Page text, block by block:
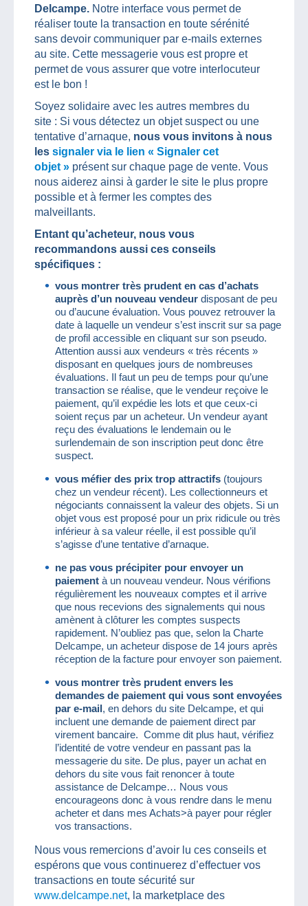
Delcampe. Notre interface vous permet de
réaliser toute la transaction en toute sérénité
sans devoir communiquer par e-mails externes
au site. Cette messagerie vous est propre et
permet de vous assurer que votre interlocuteur
est le bon !
Soyez solidaire avec les autres membres du
site : Si vous détectez un objet suspect ou une
tentative d’arnaque, nous vous invitons à nous
les signaler via le lien « Signaler cet
objet » présent sur chaque page de vente. Vous
nous aiderez ainsi à garder le site le plus propre
possible et à fermer les comptes des
malveillants.
Entant qu’acheteur, nous vous
recommandons aussi ces conseils
spécifiques :
vous montrer très prudent en cas d’achats
auprès d’un nouveau vendeur disposant de peu
ou d’aucune évaluation. Vous pouvez retrouver la
date à laquelle un vendeur s’est inscrit sur sa page
de profil accessible en cliquant sur son pseudo.
Attention aussi aux vendeurs « très récents »
disposant en quelques jours de nombreuses
évaluations. Il faut un peu de temps pour qu’une
transaction se réalise, que le vendeur reçoive le
paiement, qu’il expédie les lots et que ceux-ci
soient reçus par un acheteur. Un vendeur ayant
reçu des évaluations le lendemain ou le
surlendemain de son inscription peut donc être
suspect.
vous méfier des prix trop attractifs (toujours
chez un vendeur récent). Les collectionneurs et
négociants connaissent la valeur des objets. Si un
objet vous est proposé pour un prix ridicule ou très
inférieur à sa valeur réelle, il est possible qu’il
s’agisse d’une tentative d’arnaque.
ne pas vous précipiter pour envoyer un
paiement à un nouveau vendeur. Nous vérifions
régulièrement les nouveaux comptes et il arrive
que nous recevions des signalements qui nous
amènent à clôturer les comptes suspects
rapidement. N’oubliez pas que, selon la Charte
Delcampe, un acheteur dispose de 14 jours après
réception de la facture pour envoyer son paiement.
vous montrer très prudent envers les
demandes de paiement qui vous sont envoyées
par e-mail, en dehors du site Delcampe, et qui
incluent une demande de paiement direct par
virement bancaire. Comme dit plus haut, vérifiez
l’identité de votre vendeur en passant pas la
messagerie du site. De plus, payer un achat en
dehors du site vous fait renoncer à toute
assistance de Delcampe… Nous vous
encourageons donc à vous rendre dans le menu
acheter et dans mes Achats>à payer pour régler
vos transactions.
Nous vous remercions d’avoir lu ces conseils et
espérons que vous continuerez d’effectuer vos
transactions en toute sécurité sur
www.delcampe.net, la marketplace des